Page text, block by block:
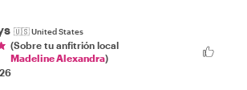
🇺🇸United States
(Sobre tu anfitrión local
Madeline Alexandra)